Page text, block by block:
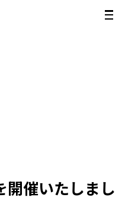
開催いたしまし